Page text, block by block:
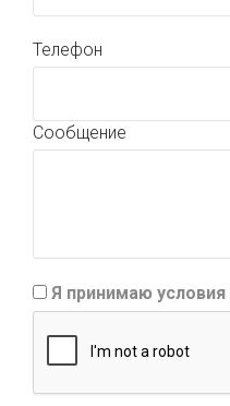
Телефон
Сообщение
Я принимаю условия